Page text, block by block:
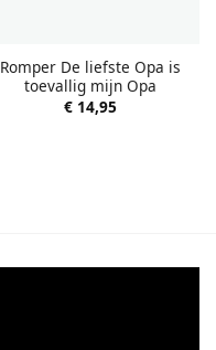
Romper De liefste Opa is
toevallig mijn Opa
€14,95